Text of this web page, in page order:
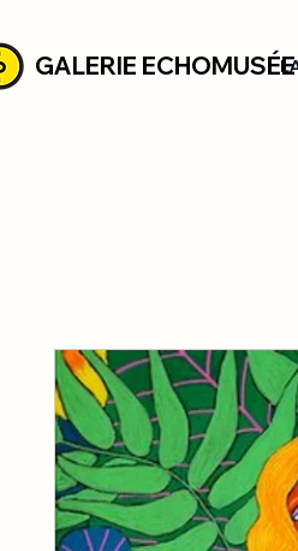
GALERIE ECHOMUSÉE